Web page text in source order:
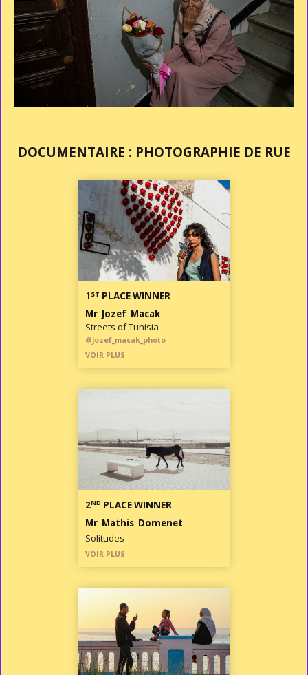
DOCUMENTAIRE : PHOTOGRAPHIE DE RUE
1 ST PLACE WINNER
Mr Jozef Macak
Streets of Tunisia -
@jozef_macak_photo
VOIR PLUS
2ND PLACE WINNER
Mr Mathis Domenet
Solitudes
VOIR PLUS